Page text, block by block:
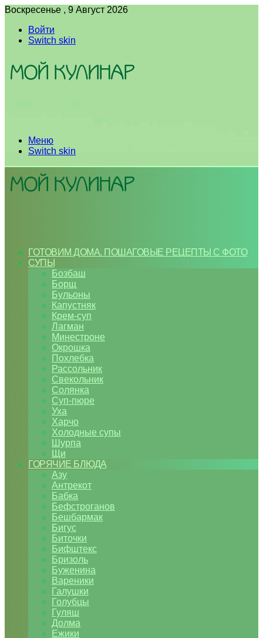
Воскресенье , 9 Август 2026
Войти
Switch skin
Меню
Switch skin
ГОТОВИМ ДОМА. ПОШАГОВЫЕ РЕЦЕПТЫ С ФОТО
СУПЫ
Бозбаш
Борщ
Бульоны
Капустняк
Крем-суп
Лагман
Минестроне
Окрошка
Похлебка
Рассольник
Свекольник
Солянка
Суп-пюре
Уха
Харчо
Холодные супы
Шурпа
Щи
ГОРЯЧИЕ БЛЮДА
Азу
Антрекот
Бабка
Бефстроганов
Бешбармак
Бигус
Биточки
Бифштекс
Бризоль
Буженина
Вареники
Галушки
Голубцы
Гуляш
Долма
Ежики